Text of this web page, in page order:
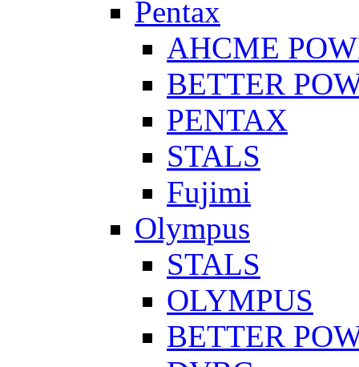
Pentax
AHCME
BETTER
PENTAX
STALS
Fujimi
Olympus
STALS
OLYMPUS
BETTER